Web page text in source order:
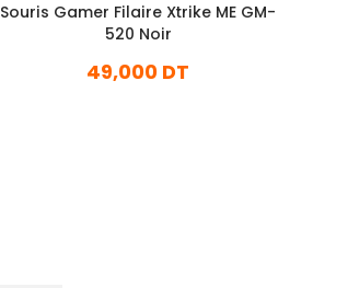
Souris Gamer Filaire Xtrike ME GM-
520 Noir
49,000 DT